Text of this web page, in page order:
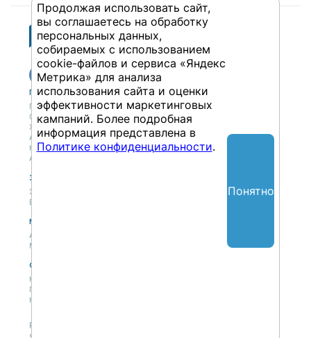
Публикации
Публикации
Обсуждения
Журнал
Антологии
Колонки
Авторы
Учебный центр
Учебный центр
Выбрать обучение
Экспертная сеть
Экспертная сеть
Вакансии
Мероприятия
Анонсы мероприятий
Материалы мероприятий
О нас
Концепция
Политики
Контакты
Републикация материалов — только со ссылкой на
Продолжая использовать сайт,
вы соглашаетесь на обработку
персональных данных,
собираемых с использованием
cookie-файлов и сервиса «Яндекс
Метрика» для анализа
использования сайта и оценки
эффективности маркетинговых
кампаний. Более подробная
информация представлена в
Политике конфиденциальности.
Понятно